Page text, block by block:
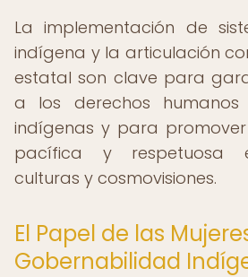
La implementación de
indígena y la articulación
estatal son clave para
a los derechos
indígenas y para
pacífica y respetuosa
culturas y cosmovisiones.
El Papel de las
Gobernabilidad